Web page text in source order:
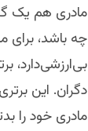
مادری هم یک
چه باشد، برای
بی‌ارزشی‌دارد،
دگران. این
مادری خود را